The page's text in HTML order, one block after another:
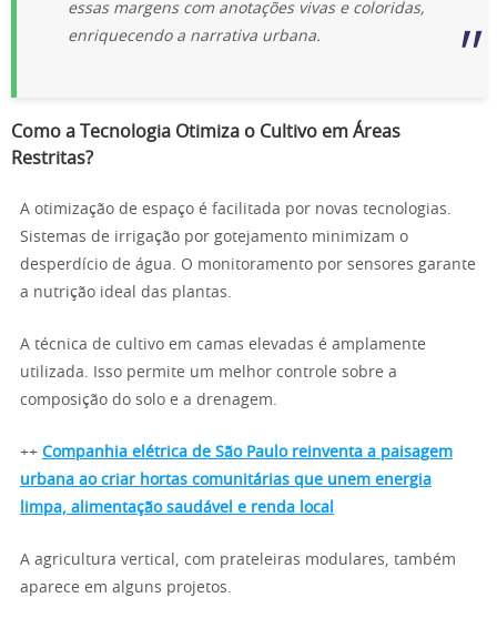
essas margens com anotações vivas e coloridas,
enriquecendo a narrativa urbana.
Como a Tecnologia Otimiza o Cultivo em Áreas
Restritas?
A otimização de espaço é facilitada por novas tecnologias.
Sistemas de irrigação por gotejamento minimizam o
desperdício de água. O monitoramento por sensores garante
a nutrição ideal das plantas.
A técnica de cultivo em camas elevadas é amplamente
utilizada. Isso permite um melhor controle sobre a
composição do solo e a drenagem.
++ Companhia elétrica de São Paulo reinventa a paisagem
urbana ao criar hortas comunitárias que unem energia
limpa, alimentação saudável e renda local
A agricultura vertical, com prateleiras modulares, também
aparece em alguns projetos.